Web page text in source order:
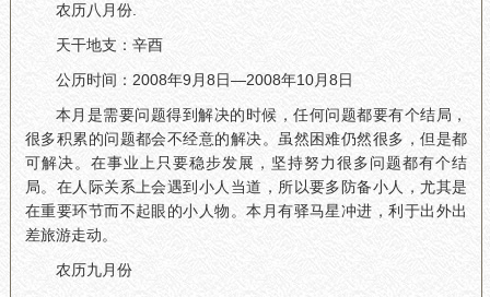
农历八月份.
天干地支：辛酉
公历时间：2008年9月8日—2008年10月8日
本月是需要问题得到解决的时候，任何问题都要有个结局，
很多积累的问题都会不经意的解决。虽然困难仍然很多，但是都
可解决。在事业上只要稳步发展，坚持努力很多问题都有个结
局。在人际关系上会遇到小人当道，所以要多防备小人，尤其是
在重要环节而不起眼的小人物。本月有驿马星冲进，利于出外出
差旅游走动。
农历九月份